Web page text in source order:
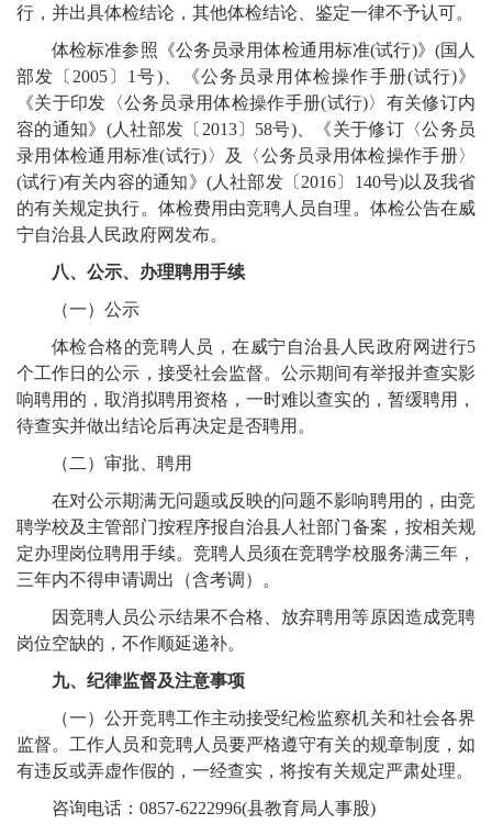
行，并出具体检结论，其他体检结论、鉴定一律不予认可。
体检标准参照《公务员录用体检通用标准(试行)》(国人
部发〔2005〕1号)、《公务员录用体检操作手册(试行)》
《关于印发〈公务员录用体检操作手册(试行)〉有关修订内
容的通知》(人社部发〔2013〕58号)、《关于修订〈公务员
录用体检通用标准(试行)〉及〈公务员录用体检操作手册〉
(试行)有关内容的通知》(人社部发〔2016〕140号)以及我省
的有关规定执行。体检费用由竞聘人员自理。体检公告在威
宁自治县人民政府网发布。
八、公示、办理聘用手续
（一）公示
体检合格的竞聘人员，在威宁自治县人民政府网进行5
个工作日的公示，接受社会监督。公示期间有举报并查实影
响聘用的，取消拟聘用资格，一时难以查实的，暂缓聘用，
待查实并做出结论后再决定是否聘用。
（二）审批、聘用
在对公示期满无问题或反映的问题不影响聘用的，由竞
聘学校及主管部门按程序报自治县人社部门备案，按相关规
定办理岗位聘用手续。竞聘人员须在竞聘学校服务满三年，
三年内不得申请调出（含考调）。
因竞聘人员公示结果不合格、放弃聘用等原因造成竞聘
岗位空缺的，不作顺延递补。
九、纪律监督及注意事项
（一）公开竞聘工作主动接受纪检监察机关和社会各界
监督。工作人员和竞聘人员要严格遵守有关的规章制度，如
有违反或弄虚作假的，一经查实，将按有关规定严肃处理。
咨询电话：0857-6222996(县教育局人事股)